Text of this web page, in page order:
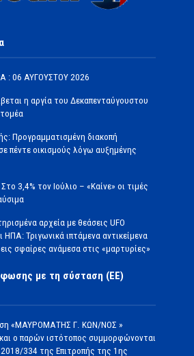
: 06 ΑΥΓΟΥΣΤΟΥ 2026
η αργία του Δεκαπενταύγουστου
Προγραμματισμένη διακοπή
πέντε οικισμούς λόγω αυξημένης
3,4% τον Ιούλιο – «Καίνε» οι τιμές
αρχεία με θεάσεις UFO
ΗΠΑ: Τριγωνικά ιπτάμενα αντικείμενα
σφαίρες ανάμεσα στις «μαρτυρίες»
με τη σύσταση (ΕΕ)
«ΜΑΥΡΟΜΑΤΗΣ Γ. ΚΩΝ/ΝΟΣ »
ο παρών ιστότοπος συμμορφώνονται
334 της Επιτροπής της 1ης